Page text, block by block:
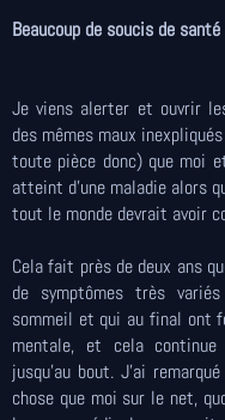
Beaucoup de soucis de
Je viens alerter et ouvrir
des mêmes maux
toute pièce donc) que moi
atteint d’une maladie alors
tout le monde devrait avoir
Cela fait près de deux ans
de symptômes très
sommeil et qui au final ont
mentale, et cela
jusqu’au bout. J’ai
chose que moi sur le net,